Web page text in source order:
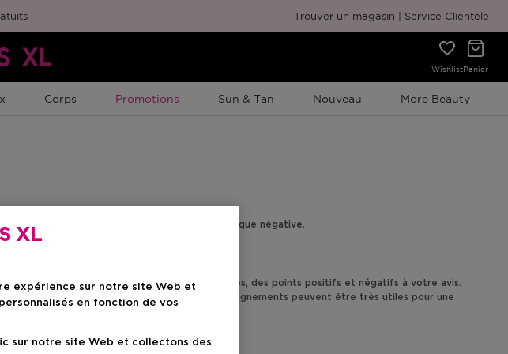
Emballage cadeau gratuit
Trouver un magasin Service Clientèle
WishlistPanier
Corps Promotion À Durée Limitée
Promotions Sun & Tan Nouveau More Beauty
aussi partager votre expérience, tant positive que négative.
Vous pouvez également ajouter des images, des points positifs et négatifs à votre avis.
de peau, la couleur de vos yeux,... Ces renseignements peuvent être très utiles pour une
XL
expérience sur notre site Web et
en fonction de vos
sur notre site Web et collectons des